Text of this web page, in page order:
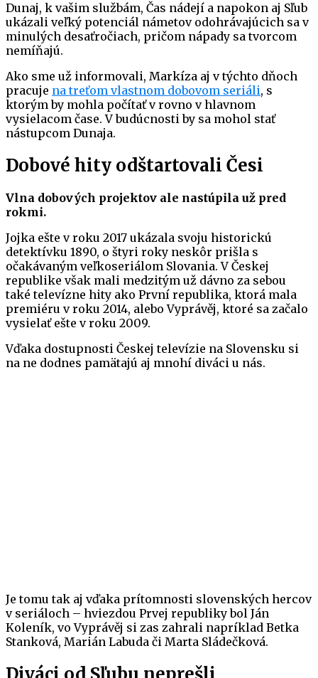
Dunaj, k vašim službám, Čas nádejí a napokon aj Sľub
ukázali veľký potenciál námetov odohrávajúcich sa v
minulých desaťročiach, pričom nápady sa tvorcom
nemíňajú.
Ako sme už informovali, Markíza aj v týchto dňoch
pracuje na treťom vlastnom dobovom seriáli, s
ktorým by mohla počítať v rovno v hlavnom
vysielacom čase. V budúcnosti by sa mohol stať
nástupcom Dunaja.
Dobové hity odštartovali Česi
Vlna dobových projektov ale nastúpila už pred
rokmi.
Jojka ešte v roku 2017 ukázala svoju historickú
detektívku 1890, o štyri roky neskôr prišla s
očakávaným veľkoseriálom Slovania. V Českej
republike však mali medzitým už dávno za sebou
také televízne hity ako První republika, ktorá mala
premiéru v roku 2014, alebo Vyprávěj, ktoré sa začalo
vysielať ešte v roku 2009.
Vďaka dostupnosti Českej televízie na Slovensku si
na ne dodnes pamätajú aj mnohí diváci u nás.
Je tomu tak aj vďaka prítomnosti slovenských hercov
v seriáloch – hviezdou Prvej republiky bol Ján
Koleník, vo Vyprávěj si zas zahrali napríklad Betka
Stanková, Marián Labuda či Marta Sládečková.